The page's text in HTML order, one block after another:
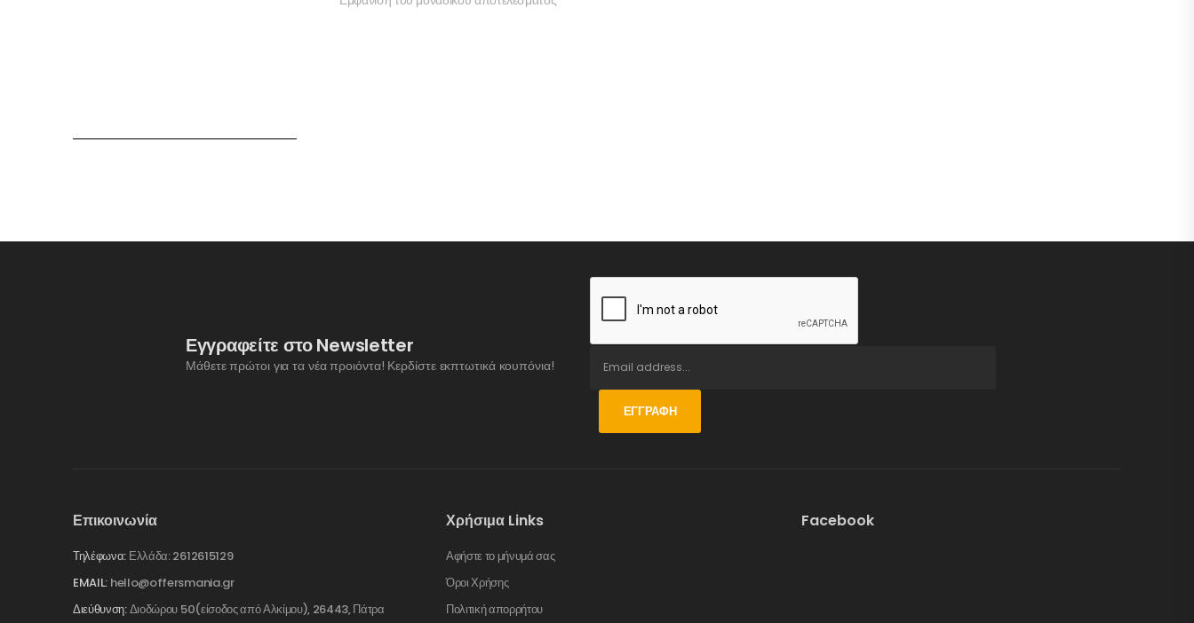
Εγγραφείτε στο Newsletter
Μάθετε πρώτοι για τα νέα προιόντα! Κερδίστε εκπτωτικά κουπόνια!
ΕΓΓΡΑΦΉ
Επικοινωνία
Τηλέφωνα: Ελλάδα: 2612615129
EMAIL: hello@offersmania.gr
Διεύθυνση:Διοδώρου 50(είσοδος από Αλκίμου), 26443, Πάτρα
Χρήσιμα Links
Αφήστε το μήνυμά σας
Όροι Χρήσης
Πολιτική απορρήτου
Facebook